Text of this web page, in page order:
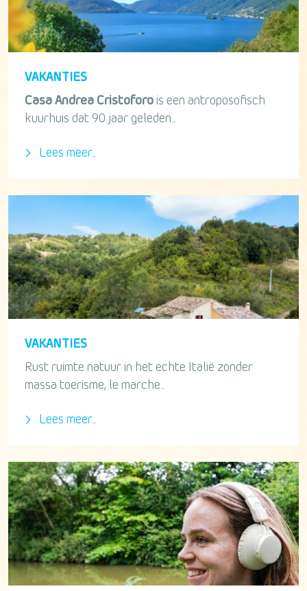
VAKANTIES
Casa Andrea Cristoforo is een antroposofisch
kuurhuis dat 90 jaar geleden...
Lees meer...
VAKANTIES
Rust ruimte natuur in het echte Italië zonder
massa toerisme, le marche...
Lees meer...